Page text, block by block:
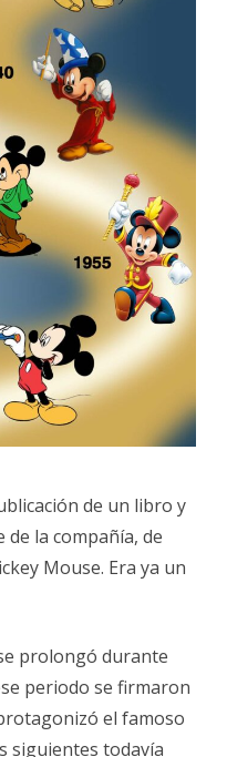
de un libro y
la compañía, de
Mouse. Era ya un
prolongó durante
periodo se firmaron
el famoso
siguientes todavía